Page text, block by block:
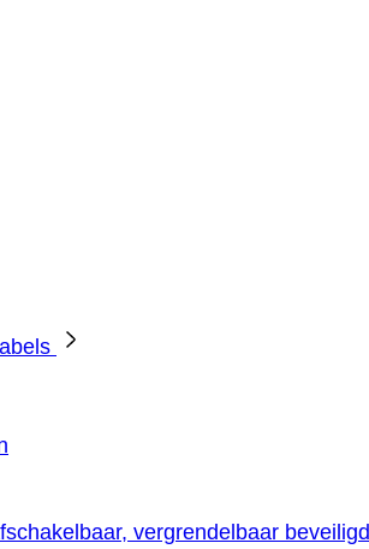
vergrendelbaar beveiligd